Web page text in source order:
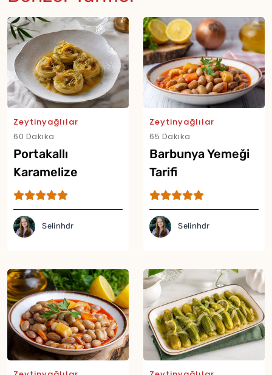
Zeytinyağlılar
60 Dakika
Portakallı
Karamelize
Soğanlı Enginar
Tarifi
Selinhdr
Zeytinyağlılar
65 Dakika
Barbunya Yemeği
Tarifi
Selinhdr